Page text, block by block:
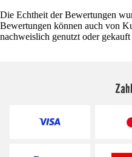
Die Echtheit der Bewertungen
Bewertungen können auch von
nachweislich genutzt oder gekauft